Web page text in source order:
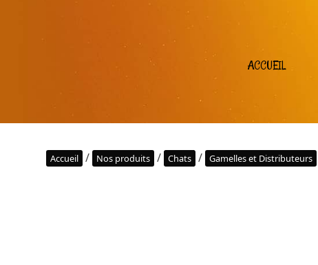
ACCUEIL
Accueil / Nos produits / Chats / Gamelles et Distributeurs